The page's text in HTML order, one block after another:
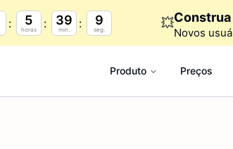
5
horas
39
min.
8
seg. 💥
Novos
Produto Preços